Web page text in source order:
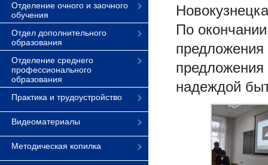
Отделение очного и заочного
обучения
Отдел дополнительного
образования
Отделение среднего
профессионального
образования
Практика и трудоустройство
Видеоматериалы
Методическая копилка
По
надеждой